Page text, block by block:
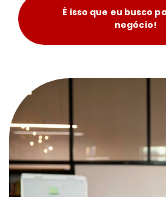
É isso que eu busco
negócio!